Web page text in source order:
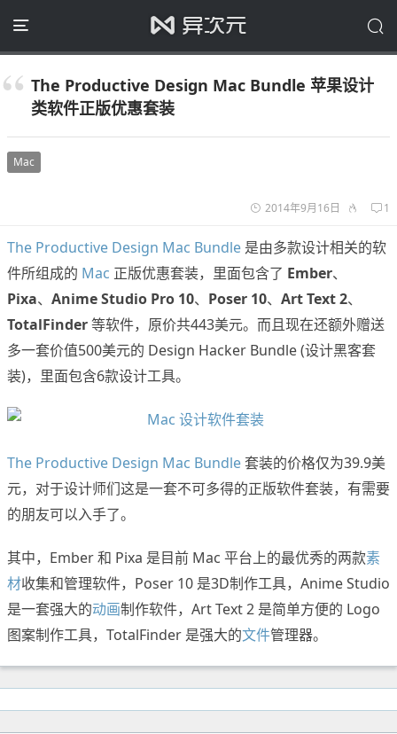
The Productive Design Mac Bundle 苹果设计
类软件正版优惠套装
Mac
2014年9月16日 1
The Productive Design Mac Bundle 是由多款设计相关的软
件所组成的 Mac 正版优惠套装，里面包含了 Ember、
Pixa、 Anime Studio Pro 10、 Poser 10、 Art Text 2、
TotalFinder等软件，原价共443美元。而且现在还额外赠送
多一套价值500美元的 Design Hacker Bundle (设计黑客套
装)，里面包含6款设计工具。
The Productive Design Mac Bundle套装的价格仅为39.9美
元，对于设计师们这是一套不可多得的正版软件套装，有需要
的朋友可以入手了。
其中，Ember 和 Pixa 是目前 Mac 平台上的最优秀的两款素
材收集和管理软件，Poser 10 是3D制作工具，Anime Studio
是一套强大的动画制作软件，Art Text 2 是简单方便的 Logo
图案制作工具，TotalFinder 是强大的文件管理器。